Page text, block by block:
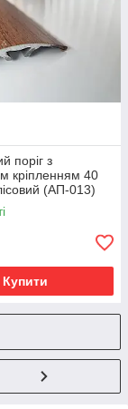
поріг з
кріпленням 40
(АП-013)
Купити